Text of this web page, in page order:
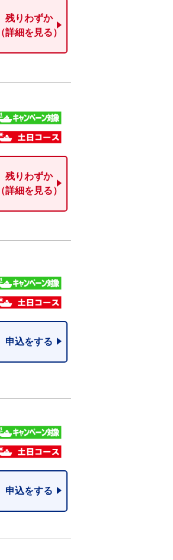
残りわずか
（詳細を見る）
残りわずか
（詳細を見る）
申込をする
申込をする